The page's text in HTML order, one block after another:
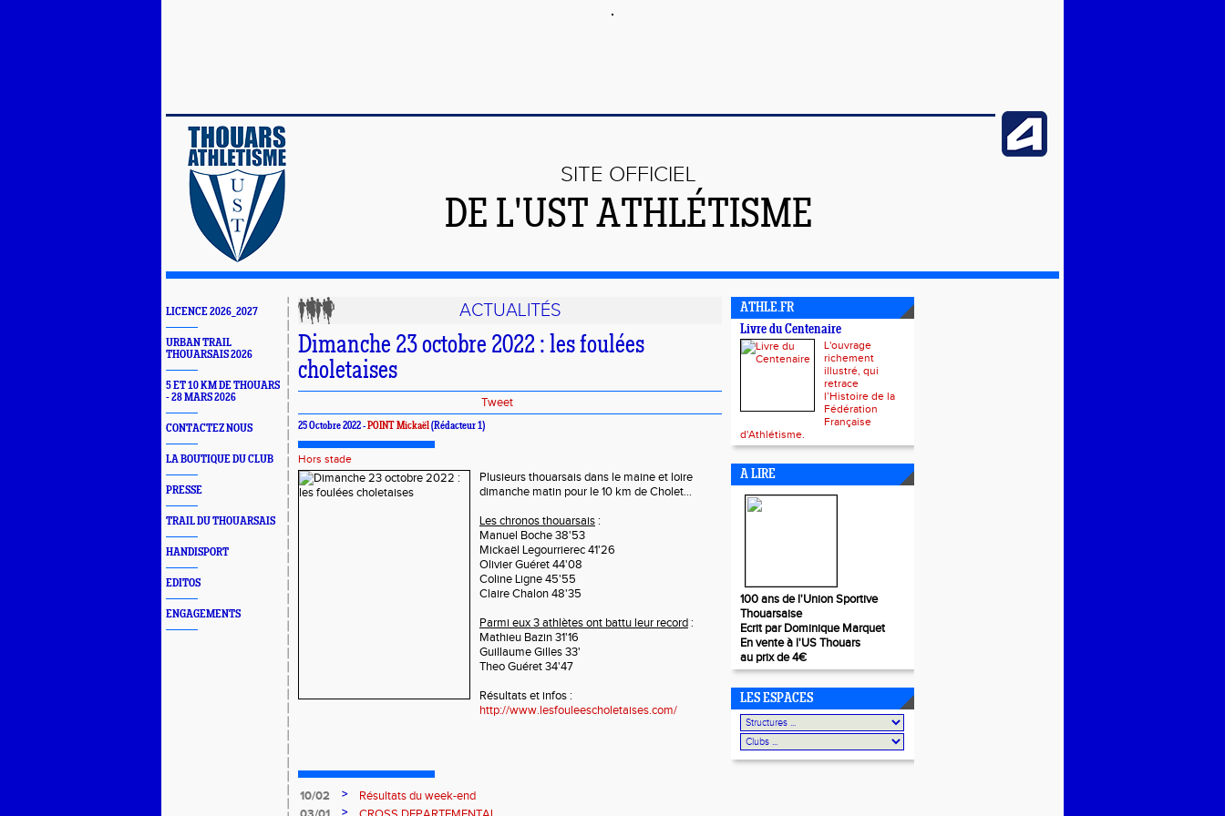
SITE OFFICIEL
DE L'UST ATHLÉTISME
LICENCE 2026_2027
URBAN TRAIL
THOUARSAIS 2026
5 ET 10 KM DE THOUARS
- 28 MARS 2026
CONTACTEZ NOUS
LA BOUTIQUE DU CLUB
PRESSE
TRAIL DU THOUARSAIS
HANDISPORT
EDITOS
ENGAGEMENTS
ACTUALITÉS
Dimanche 23 octobre 2022 : les foulées
choletaises
Tweet
25 Octobre 2022 -POINT Mickaël(Rédacteur 1)
Hors stade
Plusieurs thouarsais dans le maine et loire
dimanche matin pour le 10 km de Cholet...
Les chronos thouarsais :
Manuel Boche 38'53
Mickaël Legourrierec 41'26
Olivier Guéret 44'08
Coline Ligne 45'55
Claire Chalon 48'35
Parmi eux 3 athlètes ont battu leur record :
Mathieu Bazin 31'16
Guillaume Gilles 33'
Theo Guéret 34'47
Résultats et infos :
http://www.lesfouleescholetaises.com/
10/02 >
Résultats du week-end
>
ATHLE.FR
Livre du Centenaire
L'ouvrage
richement
illustré, qui
retrace
l’Histoire de la
Fédération
Française
d'Athlétisme.
A LIRE
100 ans de l'Union Sportive
Thouarsaise
Ecrit par Dominique Marquet
En vente à l'US Thouars
au prix de 4€
LES ESPACES